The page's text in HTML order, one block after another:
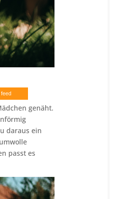
feed
genäht.
daraus ein
passt es